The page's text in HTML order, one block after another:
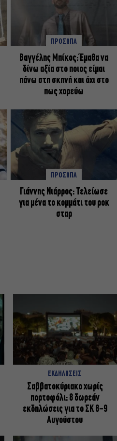
ΠΡΟΣΩΠΑ
Βαγγέλης Μπίκος: Έμαθα να
δίνω αξία στο ποιος είμαι
πάνω στη σκηνή και όχι στο
πως χορεύω
ΠΡΟΣΩΠΑ
Γιάννης Νιάρρος: Τελείωσε
για μένα το κομμάτι του ροκ
σταρ
ΕΚΔΗΛΩΣΕΙΣ
Σαββατοκύριακο χωρίς
πορτοφόλι: 8 δωρεάν
εκδηλώσεις για το ΣΚ 8-9
Αυγούστου